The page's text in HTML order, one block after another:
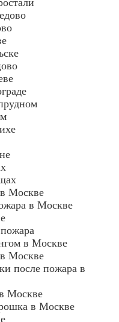
Москве
в Москве
в Москве
Москве
после пожара в
Москве
в Москве